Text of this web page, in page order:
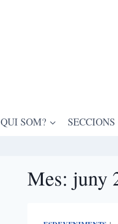
QUI SOM? SECCIONS
Mes: juny